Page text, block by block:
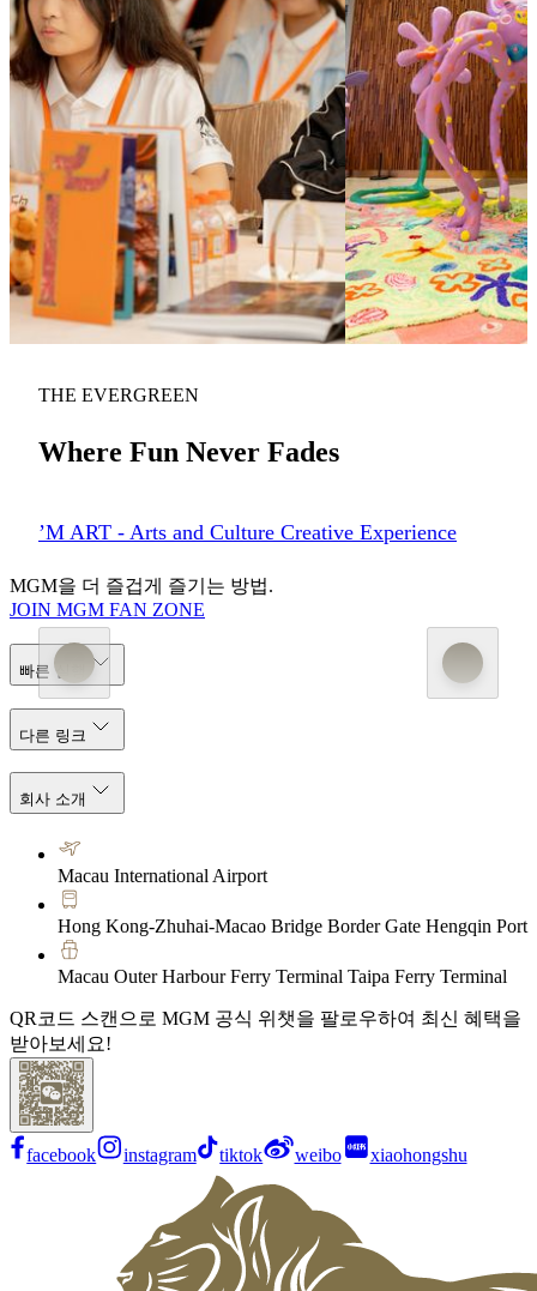
MGM MACAU
MGM Arts & Culture Docent Training
Program
Nowon
MGM COTAI
Echo the Wind
Nowonshow
THE EVERGREEN
Where Fun Never Fades
’M ART - Arts and Culture Creative Experience
MGM을 더 즐겁게 즐기는 방법.
JOIN MGM FAN ZONE
빠른 실행
다른 링크
회사 소개
Macau International Airport
Hong Kong-Zhuhai-Macao Bridge Border Gate Hengqin Port
Macau Outer Harbour Ferry Terminal Taipa Ferry Terminal
QR코드 스캔으로 MGM 공식 위챗을 팔로우하여 최신 혜택을
받아보세요!
facebook instagram tiktok weibo xiaohongshu